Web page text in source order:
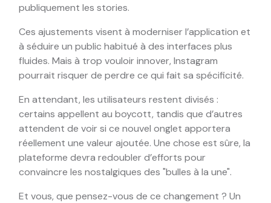
publiquement les stories.
Ces ajustements visent à moderniser l’application et
à séduire un public habitué à des interfaces plus
fluides. Mais à trop vouloir innover, Instagram
pourrait risquer de perdre ce qui fait sa spécificité.
En attendant, les utilisateurs restent divisés :
certains appellent au boycott, tandis que d’autres
attendent de voir si ce nouvel onglet apportera
réellement une valeur ajoutée. Une chose est sûre, la
plateforme devra redoubler d’efforts pour
convaincre les nostalgiques des "bulles à la une".
Et vous, que pensez-vous de ce changement ? Un